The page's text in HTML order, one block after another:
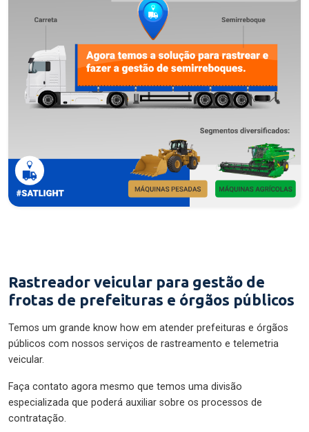
Rastreador veicular para gestão de
frotas de prefeituras e órgãos públicos
Temos um grande know how em atender prefeituras e órgãos
públicos com nossos serviços de rastreamento e telemetria
veicular.
Faça contato agora mesmo que temos uma divisão
especializada que poderá auxiliar sobre os processos de
contratação.